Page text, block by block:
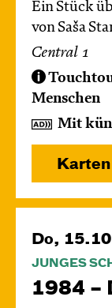
Ein Stück
von Saša
Central 1
Menschen
Mit
Karten
Do,
JUNGES
1984 –